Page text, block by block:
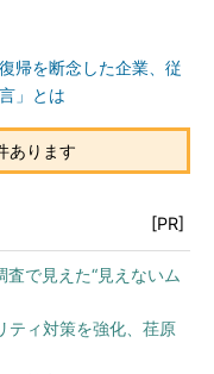
帰を断念した企業、従
」とは
あります
[PR]
で見えた“見えないム
ティ対策を強化、荏原